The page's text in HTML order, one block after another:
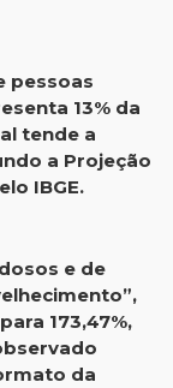
pessoas
13% da
tende a
a Projeção
IBGE.
e de
173,47%,
da